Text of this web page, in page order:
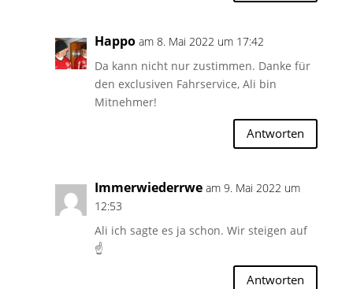
Happo am 8. Mai 2022 um 17:42
Da kann nicht nur zustimmen. Danke für
den exclusiven Fahrservice, Ali bin
Mitnehmer!
Antworten
Immerwiederrwe am 9. Mai 2022 um
12:53
Ali ich sagte es ja schon. Wir steigen auf
☝️
Antworten